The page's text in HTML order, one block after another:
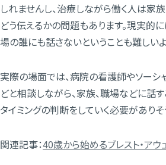
しれませんし、治療しながら働く人は家
どう伝えるかの問題もあります。現実的に
場の誰にも話さないということも難しいよ
実際の場面では、病院の看護師やソーシ
どと相談しながら、家族、職場などに話す
タイミングの判断をしていく必要がありそ
関連記事：40歳から始めるブレスト・アウ